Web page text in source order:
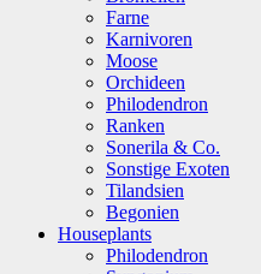
Farne
Karnivoren
Moose
Orchideen
Philodendron
Ranken
Sonerila & Co.
Sonstige Exoten
Tilandsien
Begonien
Houseplants
Philodendron